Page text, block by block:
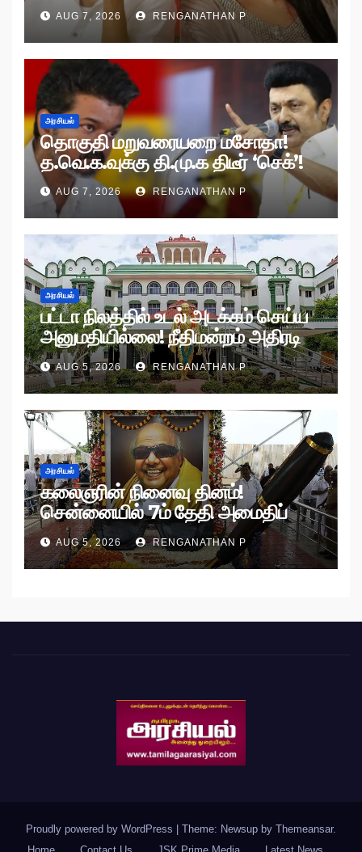
AUG 7, 2026 RENGANATHAN P
அரசியல்
தொகுதி மறுவரையறை மசோதா!
த.வெ.க.வுக்கு தி.மு.க திடீர் ‘செக்’!
AUG 7, 2026 RENGANATHAN P
அரசியல்
பட்டா நிலத்தில் உடல் அடக்கம் செய்ய
அனுமதியில்லை! நீதிமன்றம் அதிரடி
உத்தரவு!
AUG 5, 2026 RENGANATHAN P
அரசியல்
கலைஞரின் நினைவு தினம்!
சென்னையில் 7ம் தேதி அமைதிப்
பேரணி!
AUG 5, 2026 RENGANATHAN P
Proudly powered by WordPress Theme: Newsup by Themeansar.